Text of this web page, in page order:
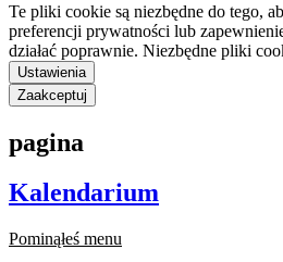
Te pliki cookie są niezbędne do tego,
preferencji prywatności lub
działać poprawnie. Niezbędne pliki
Ustawienia
Zaakceptuj
pagina
Kalendarium
Pominąłeś menu